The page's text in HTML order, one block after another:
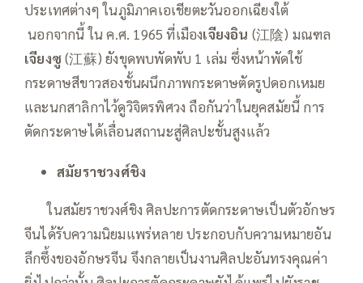
ประเทศต่างๆ ในภูมิภาคเอเชียตะวันออกเฉียงใต้
นอกจากนี้ ใน ค.ศ. 1965 ที่เมืองเจียงอิน (江陰) มณฑล
เจียงซู(江蘇) ยังขุดพบพัดพับ 1 เล่ม ซึ่งหน้าพัดใช้
กระดาษสีขาวสองชั้นผนึกภาพกระดาษตัดรูปดอกเหมย
และนกสาลิกาไว้ดูวิจิตรพิศวง ถือกันว่าในยุคสมัยนี้ การ
ตัดกระดาษได้เลื่อนสถานะสู่ศิลปะชั้นสูงแล้ว
สมัยราชวงศ์ชิง
——ในสมัยราชวงศ์ชิง ศิลปะการตัดกระดาษเป็นตัวอักษร
จีนได้รับความนิยมแพร่หลาย ประกอบกับความหมายอัน
ลึกซึ้งของอักษรจีน จึงกลายเป็นงานศิลปะอันทรงคุณค่า